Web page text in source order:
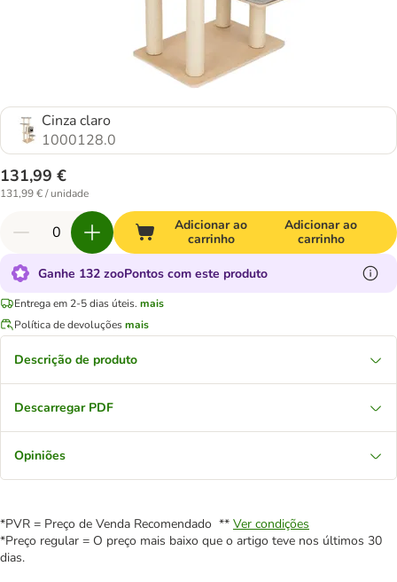
Cinza claro
1000128.0
131,99 €
131,99 € / unidade
Adicionar ao
carrinho
Adicionar ao
carrinho
Ganhe 132 zooPontos com este produto
Entrega em 2-5 dias úteis. mais
Política de devoluçõesmais
Descrição de produto
Descarregar PDF
Opiniões
*PVR = Preço de Venda Recomendado ** Ver condições
*Preço regular = O preço mais baixo que o artigo teve nos últimos 30
dias.